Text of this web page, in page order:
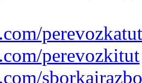
perevozkatut
perevozkitut